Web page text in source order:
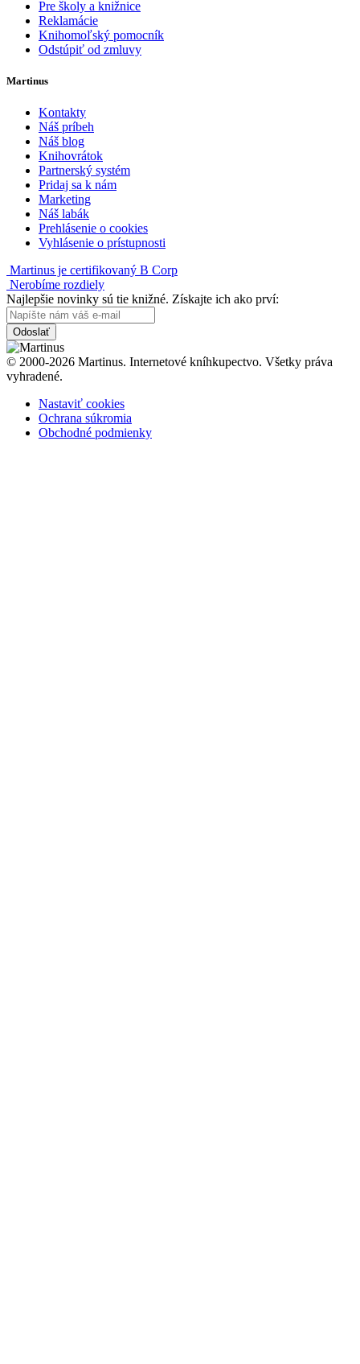
Pre školy a knižnice
Reklamácie
Knihomoľský pomocník
Odstúpiť od zmluvy
Martinus
Kontakty
Náš príbeh
Náš blog
Knihovrátok
Partnerský systém
Pridaj sa k nám
Marketing
Náš labák
Prehlásenie o cookies
Vyhlásenie o prístupnosti
Martinus je certifikovaný B Corp
Nerobíme rozdiely
Najlepšie novinky sú tie knižné. Získajte ich ako prví:
Odoslať
© 2000-2026 Martinus. Internetové kníhkupectvo. Všetky práva
vyhradené.
Nastaviť cookies
Ochrana súkromia
Obchodné podmienky